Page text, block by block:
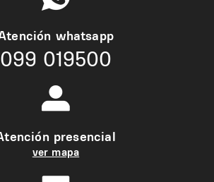
whatsapp
099 019500
presencial
ver mapa